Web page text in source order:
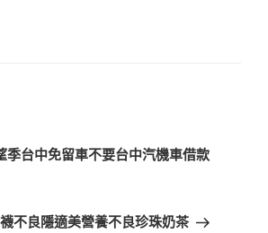
季台中免留車不要台中汽機車借款
不良隱適美營養不良珍珠奶茶